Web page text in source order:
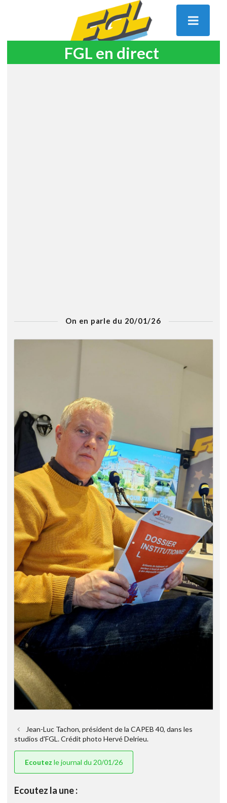
FGL en direct
On en parle du 20/01/26
Jean-Luc Tachon, président de la CAPEB 40, dans les
studios d'FGL. Crédit photo Hervé Delrieu.
Ecoutez le journal du 20/01/26
Ecoutez la une :